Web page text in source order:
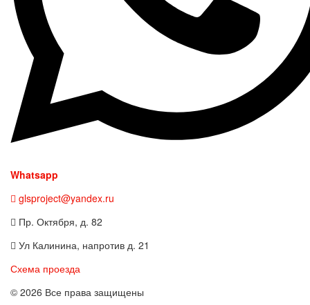
Whatsapp
glsproject@yandex.ru
Пр. Октября, д. 82
Ул Калинина, напротив д. 21
Схема проезда
© 2026 Все права защищены